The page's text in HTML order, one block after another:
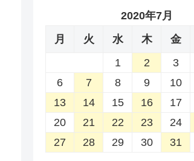
2020年7月
月
火 水 木 金
1
2 3
6
7 8 9 10
13
14 15 16 17
20
21 22 23 24
27
28 29 30 31